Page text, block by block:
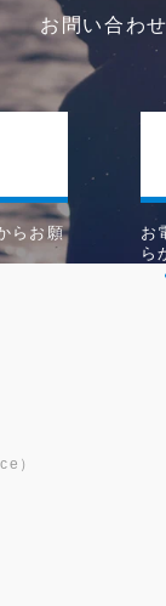
お問い合わせ
らお願
お
ら
）